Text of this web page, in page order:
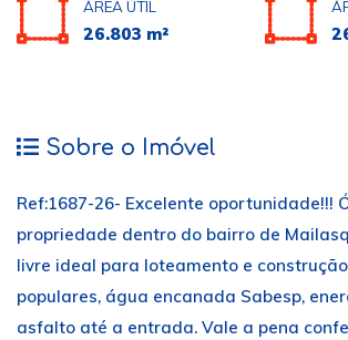
ÁREA ÚTIL
26.803 m²
Sobre o Imóvel
Ref:1687-26- Excelente oportunidade!!!
propriedade dentro do bairro de
livre ideal para loteamento e
populares, água encanada Sabesp,
asfalto até a entrada. Vale a pena